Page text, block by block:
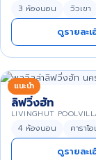
3 ห้องนอน วิวเขา
ดูรายละ
แนะนำ
ลิฟวิ่งฮัท
LIVINGHUT
4 ห้องนอน คาราโอ
ดูรายละ